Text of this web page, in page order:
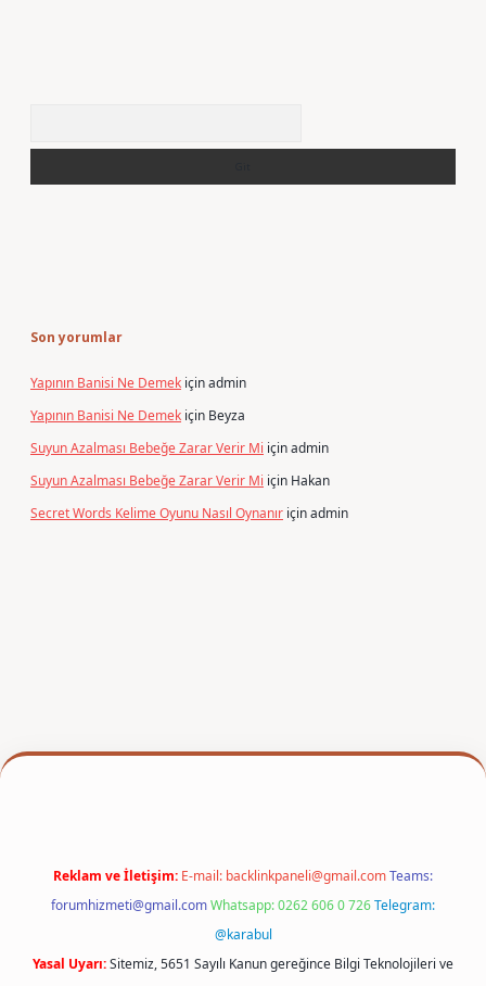
Son yorumlar
Yapının Banisi Ne Demek içinadmin
Yapının Banisi Ne Demek için Beyza
Suyun Azalması Bebeğe Zarar Verir Mi içinadmin
Suyun Azalması Bebeğe Zarar Verir Mi için Hakan
Secret Words Kelime Oyunu Nasıl Oynanır içinadmin
Reklam ve İletişim: E-mail: backlinkpaneli@gmail.comTeams:
forumhizmeti@gmail.comWhatsapp: 0262 606 0 726Telegram:
@karabul
Yasal Uyarı:Sitemiz, 5651 Sayılı Kanun gereğince Bilgi Teknolojileri ve